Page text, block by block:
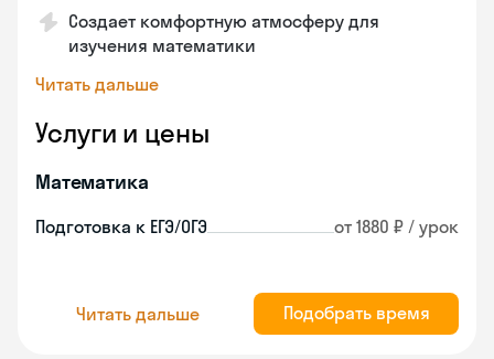
Создает комфортную атмосферу для
изучения математики
Читать дальше
Услуги и цены
Математика
Подготовка к ЕГЭ/ОГЭ от 1880 ₽ / урок
Читать дальше Подобрать время